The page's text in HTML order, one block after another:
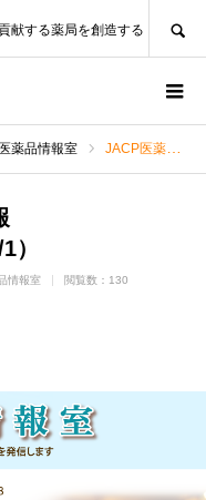
献する薬局を創造する
医薬品情報室 JACP医薬品情報室-88（2025/12/1）
）
情報室 閲覧数：130